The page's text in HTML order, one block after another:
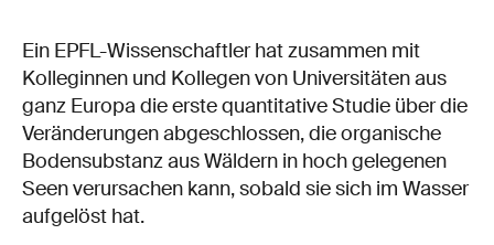
Ein EPFL-Wissenschaftler hat zusammen mit
Kolleginnen und Kollegen von Universitäten aus
ganz Europa die erste quantitative Studie über die
Veränderungen abgeschlossen, die organische
Bodensubstanz aus Wäldern in hoch gelegenen
Seen verursachen kann, sobald sie sich im Wasser
aufgelöst hat.